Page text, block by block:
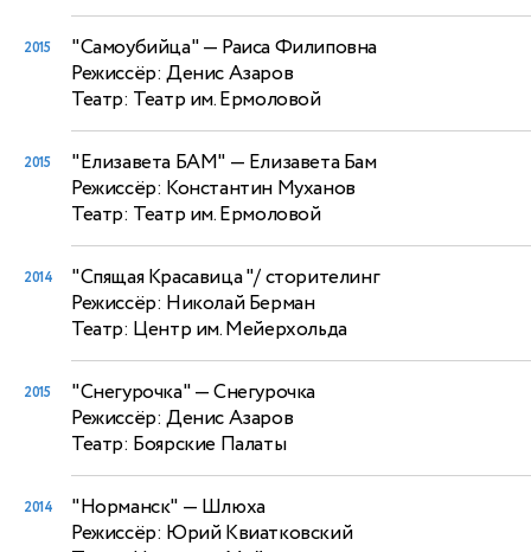
2015 "Самоубийца"— Раиса Филиповна
Режиссёр: Денис Азаров
Театр: Театр им. Ермоловой
2015 "Елизавета БАМ" — Елизавета Бам
Режиссёр: Константин Муханов
Театр: Театр им. Ермоловой
2014
"Спящая Красавица "/ сторителинг
Режиссёр: Николай Берман
Театр: Центр им. Мейерхольда
2015 "Снегурочка"— Снегурочка
Режиссёр: Денис Азаров
Театр: Боярские Палаты
2014 "Норманск" — Шлюха
Режиссёр: Юрий Квиатковский